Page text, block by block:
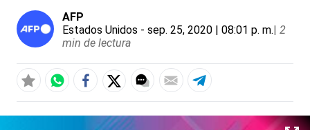
AFP
Estados Unidos - sep. 25, 2020 | 08:01 p. m.| 2
min de lectura